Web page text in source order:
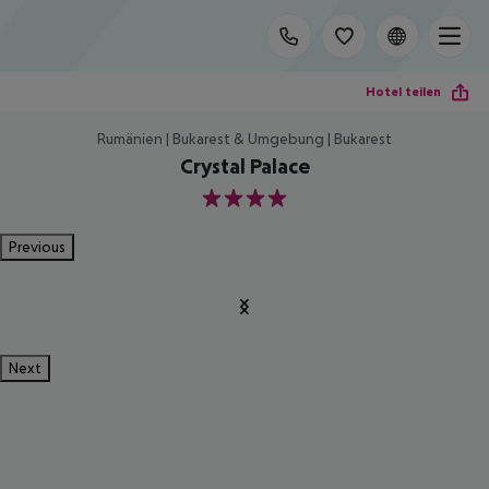
Hotel teilen
Rumänien | Bukarest & Umgebung | Bukarest
Crystal Palace
4
Previous
Next